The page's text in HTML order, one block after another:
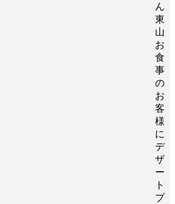
ん
東
山
お
食
事
の
お
客
様
に
デ
ザ
ー
ト
プ